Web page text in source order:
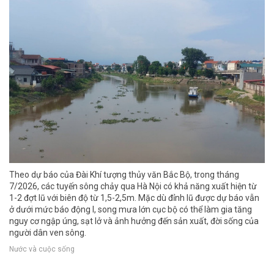
Theo dự báo của Đài Khí tượng thủy văn Bắc Bộ, trong tháng
7/2026, các tuyến sông chảy qua Hà Nội có khả năng xuất hiện từ
1-2 đợt lũ với biên độ từ 1,5-2,5m. Mặc dù đỉnh lũ được dự báo vẫn
ở dưới mức báo động I, song mưa lớn cục bộ có thể làm gia tăng
nguy cơ ngập úng, sạt lở và ảnh hưởng đến sản xuất, đời sống của
người dân ven sông.
Nước và cuộc sống